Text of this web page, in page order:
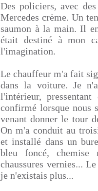
Des policiers, avec
Mercedes crème. Un
saumon à la main. Il
était destiné à mon
l'imagination.
Le chauffeur m'a fait
dans la voiture. Je
l'intérieur,
confirmé lorsque nous
venant donner le tour
On m'a conduit au
et installé dans un
bleu foncé, chemise
chaussures vernies...
je n'existais plus...